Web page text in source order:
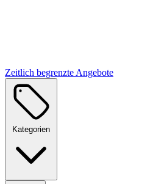
Zeitlich begrenzte Angebote
Kategorien